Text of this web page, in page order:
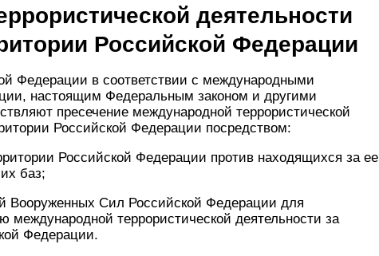
деятельности
Российской Федерации
Федерации в соответствии с международными
настоящим Федеральным законом и другими
пресечение международной террористической
Российской Федерации посредством:
Российской Федерации против находящихся за ее
баз;
Вооруженных Сил Российской Федерации для
международной террористической деятельности за
Федерации.